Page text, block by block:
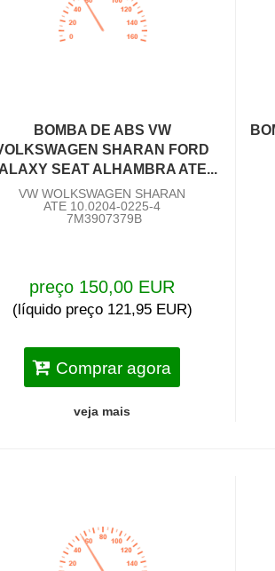
BOMBA DE ABS VW
SHARAN FORD
SEAT ALHAMBRA ATE...
VW WOLKSWAGEN SHARAN
ATE 10.0204-0225-4
7M3907379B
preço 150,00 EUR
(líquido preço 121,95 EUR)
Comprar agora
veja mais